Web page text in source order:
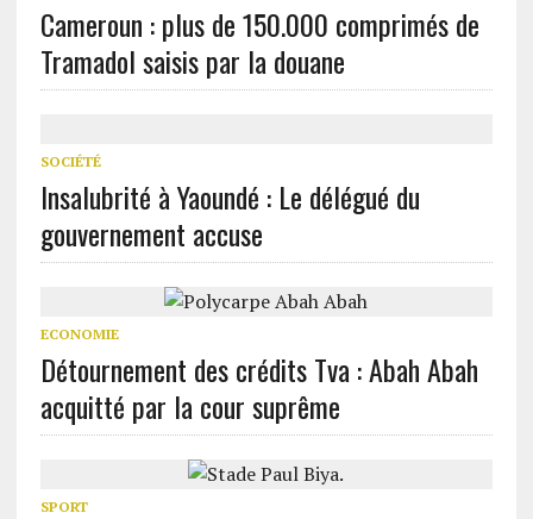
Cameroun : plus de 150.000 comprimés de
Tramadol saisis par la douane
SOCIÉTÉ
Insalubrité à Yaoundé : Le délégué du
gouvernement accuse
ECONOMIE
Détournement des crédits Tva : Abah Abah
acquitté par la cour suprême
SPORT